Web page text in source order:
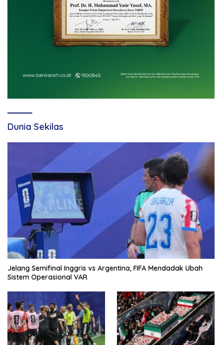
Dunia Sekilas
Jelang Semifinal Inggris vs Argentina, FIFA Mendadak Ubah
Sistem Operasional VAR